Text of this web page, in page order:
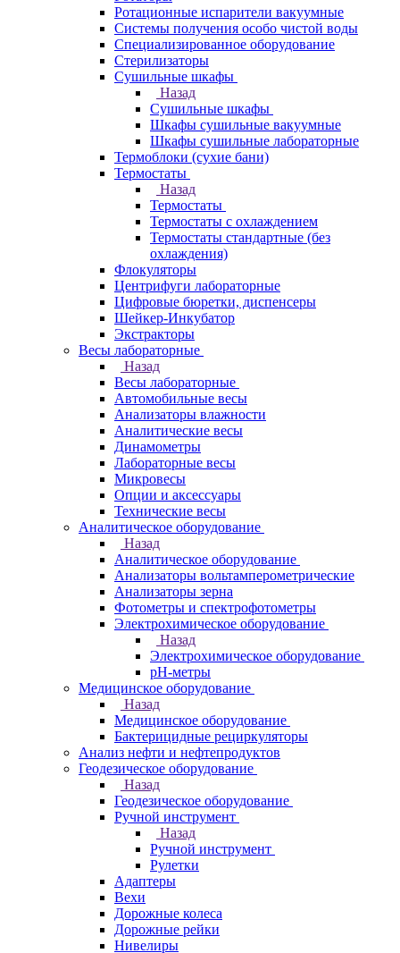
Ротационные испарители вакуумные
Системы получения особо чистой воды
Специализированное оборудование
Стерилизаторы
Сушильные шкафы
Назад
Сушильные шкафы
Шкафы сушильные вакуумные
Шкафы сушильные лабораторные
Термоблоки (сухие бани)
Термостаты
Назад
Термостаты
Термостаты с охлаждением
Термостаты стандартные (без
охлаждения)
Флокуляторы
Центрифуги лабораторные
Цифровые бюретки, диспенсеры
Шейкер-Инкубатор
Экстракторы
Весы лабораторные
Назад
Весы лабораторные
Автомобильные весы
Анализаторы влажности
Аналитические весы
Динамометры
Лабораторные весы
Микровесы
Опции и аксессуары
Технические весы
Аналитическое оборудование
Назад
Аналитическое оборудование
Анализаторы вольтамперометрические
Анализаторы зерна
Фотометры и спектрофотометры
Электрохимическое оборудование
Назад
Электрохимическое оборудование
pH-метры
Медицинское оборудование
Назад
Медицинское оборудование
Бактерицидные рециркуляторы
Анализ нефти и нефтепродуктов
Геодезическое оборудование
Назад
Геодезическое оборудование
Ручной инструмент
Назад
Ручной инструмент
Рулетки
Адаптеры
Вехи
Дорожные колеса
Дорожные рейки
Нивелиры